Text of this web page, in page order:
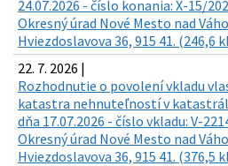
24.07.2026 - číslo konania: X-15/
Okresný úrad Nové Mesto nad
Hviezdoslavova 36, 915 41. (246,6
22. 7. 2026 |
Rozhodnutie o povolení vkladu
katastra nehnuteľností v
dňa 17.07.2026 - číslo vkladu: V-
Okresný úrad Nové Mesto nad
Hviezdoslavova 36, 915 41. (376,5